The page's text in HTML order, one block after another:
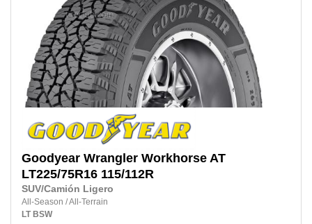
Goodyear Wrangler Workhorse AT
LT225/75R16 115/112R
SUV/Camión Ligero
All-Season /All-Terrain
LT BSW